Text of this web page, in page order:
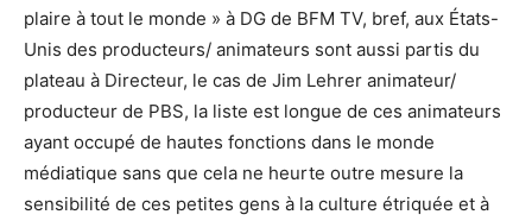
plaire à tout le monde » à DG de BFM TV, bref, aux États-
Unis des producteurs/ animateurs sont aussi partis du
plateau à Directeur, le cas de Jim Lehrer animateur/
producteur de PBS, la liste est longue de ces animateurs
ayant occupé de hautes fonctions dans le monde
médiatique sans que cela ne heurte outre mesure la
sensibilité de ces petites gens à la culture étriquée et à